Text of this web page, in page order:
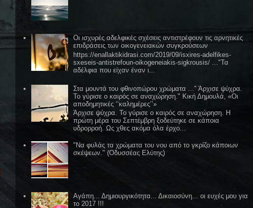
Οι ισχυρές αδελφικές σχέσεις αντιστρέφουν τις αρνητικές
επιδράσεις των οικογενειακών συγκρούσεων
https://enallaktikidrasi.com/2019/09/isxires-adelfikes-
sxeseis-antistrefoun-oikogeneiakis-sigkrousis/ ..."Τα
αδέλφια που είχαν έναν ι...
Στα μουντά του φθινοπώρου χρώματα ..." Άρχισε ψύχρα.
Το γύρισε ο καιρός σε αναχώρηση." Κική Δημουλά, «Οι
αποδημητικές ‘’καλημέρες’’»
Άρχισε ψύχρα. Το γύρισε ο καιρός σε αναχώρηση. Η
πρώτη μέρα του Σεπτέμβρη ξοδεύτηκε σε κάποια
υδρορροή. Ως χθες ακόμα όλα έρχο...
"Να φυλάς τα χρώματα του νου από το γκρίζο κάποιων
σκέψεων." (Οδυσσέας Ελύτης)
Αγάπη... Δημιουργικότητα... Δικαιοσύνη... οι ευχές μου για
το 2017 !!!